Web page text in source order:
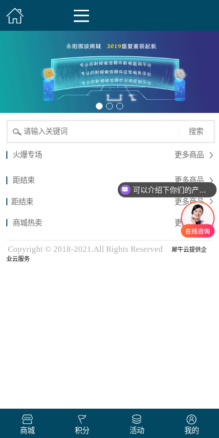
搜索
火爆专场 更多商品
距结束 更多商品
距结束 更多商品
商城热卖 更多商品
Copyright © 2018-2021.All Rights Reserved
犀牛云提供企
业云服务
商城 积分 活动 我的